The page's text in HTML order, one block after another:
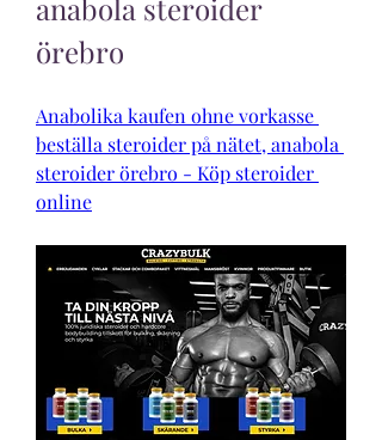
anabola steroider
örebro
Anabolika kaufen ohne vorkasse
beställa steroider på nätet, anabola
steroider örebro - Köp steroider
online